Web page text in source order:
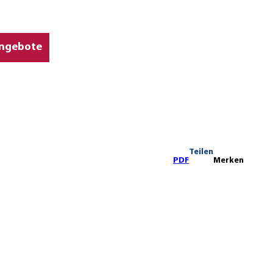
PDF
Teilen
Merken